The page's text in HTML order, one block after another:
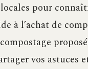
pour
à l’achat de
vos astuces